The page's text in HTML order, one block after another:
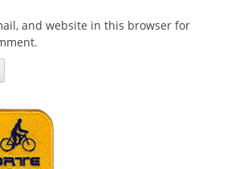
and website in this browser for